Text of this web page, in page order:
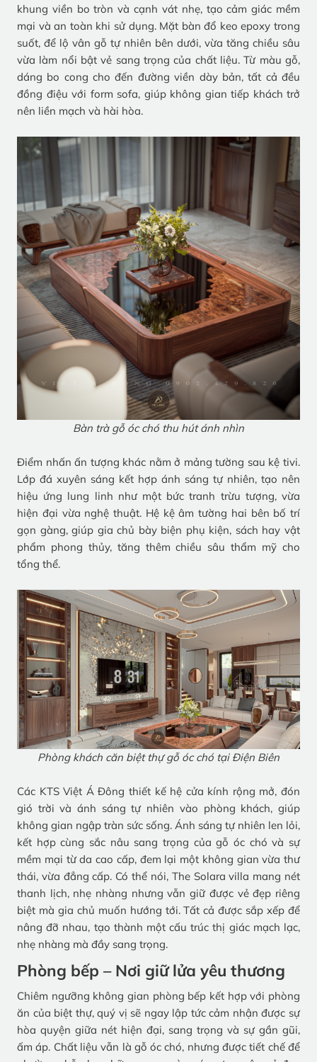
khung viền bo tròn và cạnh vát nhẹ, tạo cảm giác mềm
mại và an toàn khi sử dụng. Mặt bàn đổ keo epoxy trong
suốt, để lộ vân gỗ tự nhiên bên dưới, vừa tăng chiều sâu
vừa làm nổi bật vẻ sang trọng của chất liệu. Từ màu gỗ,
dáng bo cong cho đến đường viền dày bản, tất cả đều
đồng điệu với form sofa, giúp không gian tiếp khách trở
nên liền mạch và hài hòa.
Bàn trà gỗ óc chó thu hút ánh nhìn
Điểm nhấn ấn tượng khác nằm ở mảng tường sau kệ tivi.
Lớp đá xuyên sáng kết hợp ánh sáng tự nhiên, tạo nên
hiệu ứng lung linh như một bức tranh trừu tượng, vừa
hiện đại vừa nghệ thuật. Hệ kệ âm tường hai bên bố trí
gọn gàng, giúp gia chủ bày biện phụ kiện, sách hay vật
phẩm phong thủy, tăng thêm chiều sâu thẩm mỹ cho
tổng thể.
Phòng khách căn biệt thự gỗ óc chó tại Điện Biên
Các KTS Việt Á Đông thiết kế hệ cửa kính rộng mở, đón
gió trời và ánh sáng tự nhiên vào phòng khách, giúp
không gian ngập tràn sức sống. Ánh sáng tự nhiên len lỏi,
kết hợp cùng sắc nâu sang trọng của gỗ óc chó và sự
mềm mại từ da cao cấp, đem lại một không gian vừa thư
thái, vừa đẳng cấp. Có thể nói, The Solara villa mang nét
thanh lịch, nhẹ nhàng nhưng vẫn giữ được vẻ đẹp riêng
biệt mà gia chủ muốn hướng tới. Tất cả được sắp xếp để
nâng đỡ nhau, tạo thành một cấu trúc thị giác mạch lạc,
nhẹ nhàng mà đầy sang trọng.
Phòng bếp – Nơi giữ lửa yêu thương
Chiêm ngưỡng không gian phòng bếp kết hợp với phòng
ăn của biệt thự, quý vị sẽ ngay lập tức cảm nhận được sự
hòa quyện giữa nét hiện đại, sang trọng và sự gần gũi,
ấm áp. Chất liệu vẫn là gỗ óc chó, nhưng được tiết chế để